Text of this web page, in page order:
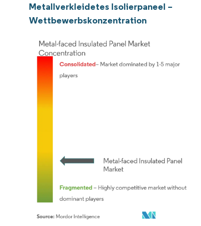
Metallverkleidetes Isolierpaneel –
Wettbewerbskonzentration